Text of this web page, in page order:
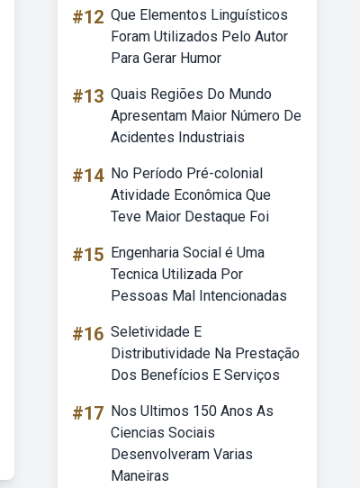
#12 Que Elementos Linguísticos
Foram Utilizados Pelo Autor
Para Gerar Humor
#13 Quais Regiões Do Mundo
Apresentam Maior Número De
Acidentes Industriais
#14 No Período Pré-colonial
Atividade Econômica Que
Teve Maior Destaque Foi
#15 Engenharia Social é Uma
Tecnica Utilizada Por
Pessoas Mal Intencionadas
#16 Seletividade E
Distributividade Na Prestação
Dos Benefícios E Serviços
#17 Nos Ultimos 150 Anos As
Ciencias Sociais
Desenvolveram Varias
Maneiras